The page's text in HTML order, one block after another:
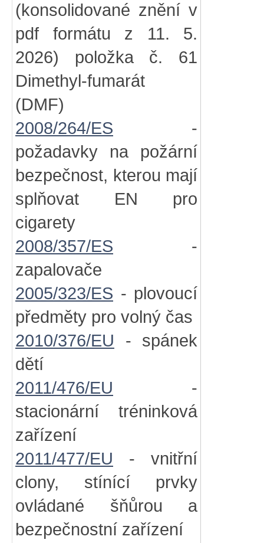
(konsolidované znění v
pdf formátu z 11. 5.
2026) položka č. 61
Dimethyl-fumarát
(DMF)
2008/264/ES -
požadavky na požární
bezpečnost, kterou mají
splňovat EN pro
cigarety
2008/357/ES -
zapalovače
2005/323/ES - plovoucí
předměty pro volný čas
2010/376/EU - spánek
dětí
2011/476/EU -
stacionární tréninková
zařízení
2011/477/EU - vnitřní
clony, stínící prvky
ovládané šňůrou a
bezpečnostní zařízení